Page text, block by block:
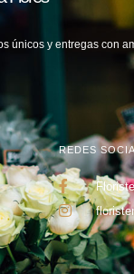
REDES
únicos y entregas con